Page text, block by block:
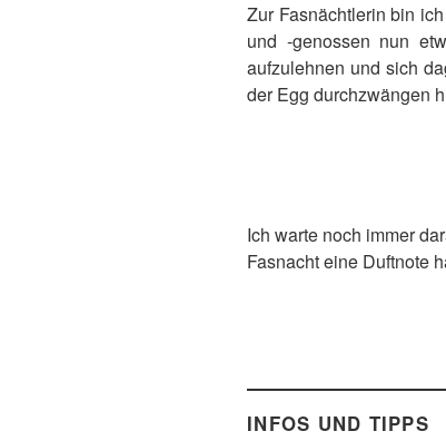
Zur Fasnächtlerin bin
und -genossen nun
aufzulehnen und sich
der Egg durchzwängen
Ich warte noch immer
Fasnacht eine Duftnote
INFOS UND TIPPS